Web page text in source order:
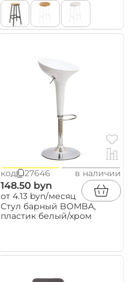
код 27646 в наличии
148.50 byn
от 4.13 byn/месяц
Стул барный BOMBA,
пластик белый/хром